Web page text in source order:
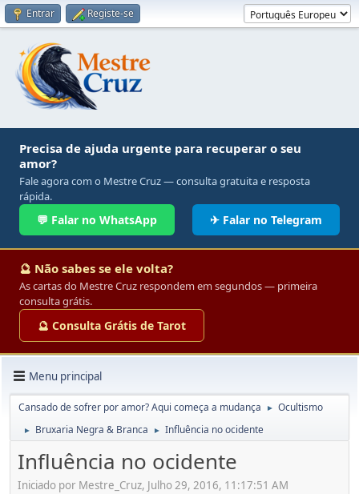
Entrar Registe-se
Precisa de ajuda urgente para recuperar o seu
amor?
Fale agora com o Mestre Cruz — consulta gratuita e resposta
rápida.
💬 Falar no WhatsApp ✈ Falar no Telegram
🔮 Não sabes se ele volta?
As cartas do Mestre Cruz respondem em segundos — primeira
consulta grátis.
🔮 Consulta Grátis de Tarot
Menu principal
Cansado de sofrer por amor? Aqui começa a mudança ► Ocultismo
► Bruxaria Negra & Branca ► Influência no ocidente
Influência no ocidente
Iniciado por Mestre_Cruz, Julho 29, 2016, 11:17:51 AM